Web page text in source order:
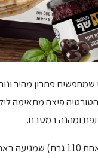
פתרון מהיר
פיצה מתאימה
ומהנה במטבח.
טורטייה פיצה (5